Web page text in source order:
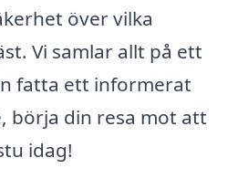
över vilka
Vi samlar allt på ett
fatta ett informerat
börja din resa mot att
idag!